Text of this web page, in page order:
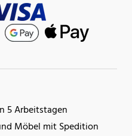
5 Arbeitstagen
Möbel mit Spedition